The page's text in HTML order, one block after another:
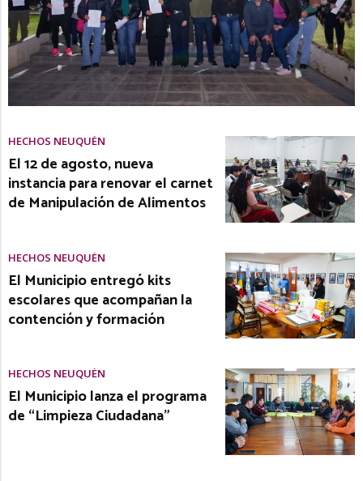
HECHOS NEUQUÉN
El 12 de agosto, nueva
instancia para renovar el carnet
de Manipulación de Alimentos
HECHOS NEUQUÉN
El Municipio entregó kits
escolares que acompañan la
contención y formación
HECHOS NEUQUÉN
El Municipio lanza el programa
de “Limpieza Ciudadana”